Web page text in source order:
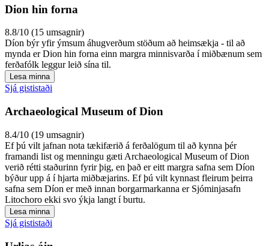
Dion hin forna
8.8/10 (15 umsagnir)
Díon býr yfir ýmsum áhugverðum stöðum að heimsækja - til að
mynda er Dion hin forna einn margra minnisvarða í miðbænum sem
ferðafólk leggur leið sína til.
Lesa minna
Sjá gististaði
Archaeological Museum of Dion
8.4/10 (19 umsagnir)
Ef þú vilt jafnan nota tækifærið á ferðalögum til að kynna þér
framandi list og menningu gæti Archaeological Museum of Dion
verið rétti staðurinn fyrir þig, en það er eitt margra safna sem Díon
býður upp á í hjarta miðbæjarins. Ef þú vilt kynnast fleirum þeirra
safna sem Díon er með innan borgarmarkanna er Sjóminjasafn
Litochoro ekki svo ýkja langt í burtu.
Lesa minna
Sjá gististaði